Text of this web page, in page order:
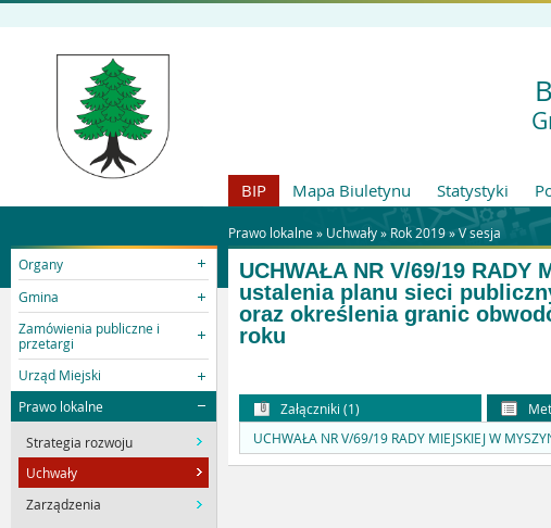
BIP Mapa Biuletynu Statystyki
Prawo lokalne » Uchwały» Rok 2019»V sesja
Organy
Gmina
Zamówienia publiczne i
przetargi
Urząd Miejski
Prawo lokalne
Strategia rozwoju
Uchwały
Zarządzenia
UCHWAŁA NR V/69/19
ustalenia planu sieci
oraz określenia granic
roku
Załączniki (1)
UCHWAŁA NR V/69/19 RADY MIEJSKIEJ W